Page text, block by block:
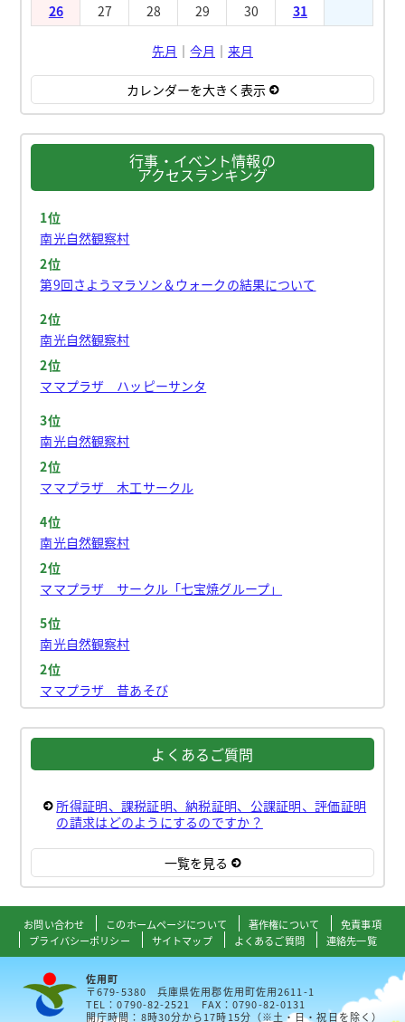
26
27 28 29 30 31
先月 ｜ 今月 ｜ 来月
カレンダーを大きく表示
行事・イベント情報の
アクセスランキング
1位
南光自然観察村
2位
第9回さようマラソン＆ウォークの結果について
2位
南光自然観察村
2位
ママプラザ ハッピーサンタ
3位
南光自然観察村
2位
ママプラザ 木工サークル
4位
南光自然観察村
2位
ママプラザ サークル「七宝焼グループ」
5位
南光自然観察村
2位
ママプラザ 昔あそび
よくあるご質問
所得証明、課税証明、納税証明、公課証明、評価証明
の請求はどのようにするのですか？
一覧を見る
お問い合わせ このホームページについて 著作権について
免責事項
プライバシーポリシー
サイトマップ よくあるご質問 連絡先一覧
佐用町
〒679-5380 兵庫県佐用郡佐用町佐用2611-1
TEL：0790-82-2521 FAX：0790-82-0131
開庁時間：8時30分から17時15分（※土・日・祝日を除く）